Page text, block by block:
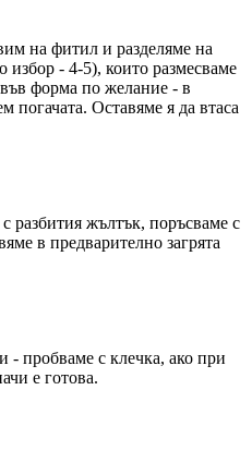
на фитил и разделяме на
избор - 4-5), които размесваме
форма по желание - в
погачата. Оставяме я да втаса
разбития жълтък, поръсваме с
в предварително загрята
- пробваме с клечка, ако при
е готова.